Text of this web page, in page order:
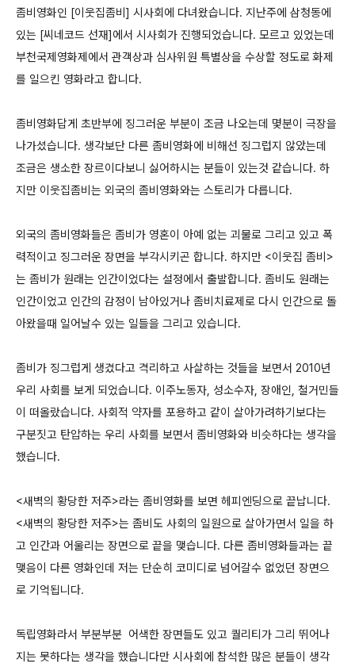
좀비영화인 [이웃집좀비] 시사회에 다녀왔습니다. 지난주에 삼청동에
있는 [씨네코드 선재]에서 시사회가 진행되었습니다. 모르고 있었는데
부천국제영화제에서 관객상과 심사위원 특별상을 수상할 정도로 화제
를 일으킨 영화라고 합니다.
좀비영화답게 초반부에 징그러운 부분이 조금 나오는데 몇분이 극장을
나가셨습니다. 생각보단 다른 좀비영화에 비해선 징그럽지 않았는데
조금은 생소한 장르이다보니 싫어하시는 분들이 있는것 같습니다. 하
지만 이웃집좀비는 외국의 좀비영화와는 스토리가 다릅니다.
외국의 좀비영화들은 좀비가 영혼이 아예 없는 괴물로 그리고 있고 폭
력적이고 징그러운 장면을 부각시키곤 합니다. 하지만 <이웃집 좀비>
는 좀비가 원래는 인간이었다는 설정에서 출발합니다. 좀비도 원래는
인간이었고 인간의 감정이 남아있거나 좀비치료제로 다시 인간으로 돌
아왔을때 일어날수 있는 일들을 그리고 있습니다.
좀비가 징그럽게 생겼다고 격리하고 사살하는 것들을 보면서 2010년
우리 사회를 보게 되었습니다. 이주노동자, 성소수자, 장애인, 철거민들
이 떠올랐습니다. 사회적 약자를 포용하고 같이 살아가려하기보다는
구분짓고 탄압하는 우리 사회를 보면서 좀비영화와 비슷하다는 생각을
했습니다.
<새벽의 황당한 저주>라는 좀비영화를 보면 헤피엔딩으로 끝납니다.
<새벽의 황당한 저주>는 좀비도 사회의 일원으로 살아가면서 일을 하
고 인간과 어울리는 장면으로 끝을 맺습니다. 다른 좀비영화들과는 끝
맺음이 다른 영화인데 저는 단순히 코미디로 넘어갈수 없었던 장면으
로 기억됩니다.
독립영화라서 부분부분 어색한 장면들도 있고 퀄리티가 그리 뛰어나
지는 못하다는 생각을 했습니다만 시사회에 참석한 많은 분들이 생각